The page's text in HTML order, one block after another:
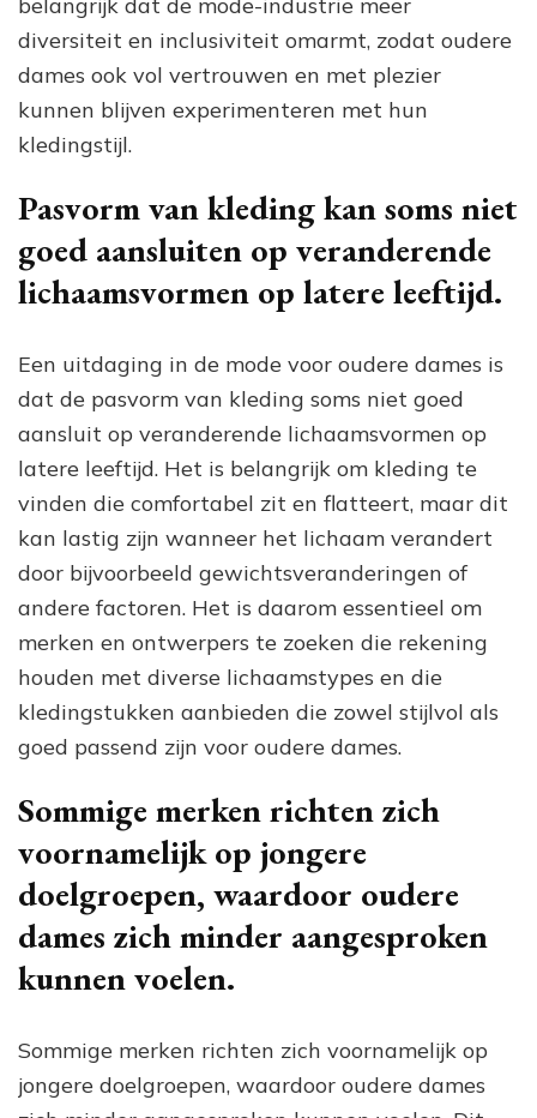
belangrijk dat de mode-industrie meer
diversiteit en inclusiviteit omarmt, zodat oudere
dames ook vol vertrouwen en met plezier
kunnen blijven experimenteren met hun
kledingstijl.
Pasvorm van kleding kan soms niet
goed aansluiten op veranderende
lichaamsvormen op latere leeftijd.
Een uitdaging in de mode voor oudere dames is
dat de pasvorm van kleding soms niet goed
aansluit op veranderende lichaamsvormen op
latere leeftijd. Het is belangrijk om kleding te
vinden die comfortabel zit en flatteert, maar dit
kan lastig zijn wanneer het lichaam verandert
door bijvoorbeeld gewichtsveranderingen of
andere factoren. Het is daarom essentieel om
merken en ontwerpers te zoeken die rekening
houden met diverse lichaamstypes en die
kledingstukken aanbieden die zowel stijlvol als
goed passend zijn voor oudere dames.
Sommige merken richten zich
voornamelijk op jongere
doelgroepen, waardoor oudere
dames zich minder aangesproken
kunnen voelen.
Sommige merken richten zich voornamelijk op
jongere doelgroepen, waardoor oudere dames